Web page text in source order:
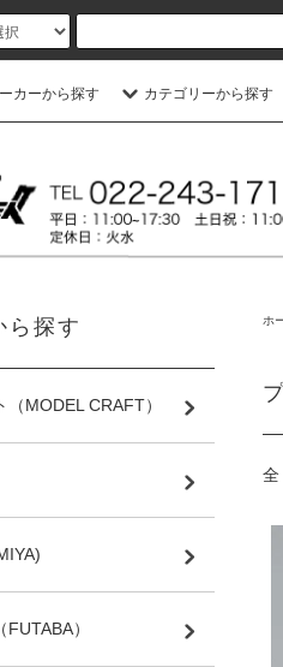
カーから探す カテゴリーから探す
ホ
全
ら探す
MODEL CRAFT）
）